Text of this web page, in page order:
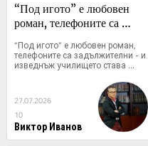
“Под игото” е любовен
роман, телефоните са
изведнъж училището става
интересно
“Под игото” е любовен роман,
телефоните са задължителни - и
изведнъж училището става
интересно
27.07.2026
10
Виктор Иванов